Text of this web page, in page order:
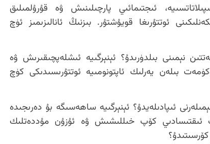
ئىجتىمائىي پارچىلىنىش ۋە قۇرۇلمىلىق
ئوتتۇرىغا قويۇشتۇر. بىزنىڭ ئانالىزىمىز ئۈچ
نېمىنى بىلدۈرىدۇ؟ ئېنېرگىيە ئىشلەپچىقىرىش ۋە
بىلەن يەرلىك ئاپتونومىيە ئوتتۇرىسىدىكى كۈچ
ئىپادىلەيدۇ؟ ئېنېرگىيە ساھەسىگە بۇ دەرىجىدە
ئىقتىسادىي كۆپ خىللىشىش ۋە ئۇزۇن مۇددەتلىك